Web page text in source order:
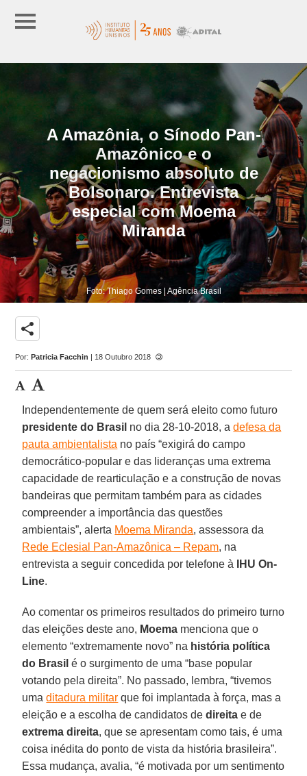
A Amazônia, o Sínodo Pan-
Amazônico e o
negacionismo absoluto de
Bolsonaro. Entrevista
especial com Moema
Miranda
Foto: Thiago Gomes | Agência Brasil
share
Por:Patricia Facchin | 18 Outubro 2018
Independentemente de quem será eleito como futuro
presidente do Brasil no dia 28-10-2018, adefesa da
pauta ambientalista no país “exigirá do campo
democrático-popular e das lideranças uma extrema
capacidade de rearticulação e a construção de novas
bandeiras que permitam também para as cidades
compreender a importância das questões
ambientais”, alerta Moema Miranda, assessora da
Rede Eclesial Pan-Amazônica – Repam, na
entrevista a seguir concedida por telefone à
IHU On-
Line.
Ao comentar os primeiros resultados do primeiro turno
das eleições deste ano, Moema menciona que o
elemento “extremamente novo” na história política
do Brasil é o surgimento de uma “base popular
votando pela direita”. No passado, lembra, “tivemos
umaditadura militar que foi implantada à força, mas a
eleição e a escolha de candidatos dedireita e de
extrema direita, que se apresentam como tais, é uma
coisa inédita do ponto de vista da história brasileira”.
Essa mudança, avalia, “é motivada por um sentimento